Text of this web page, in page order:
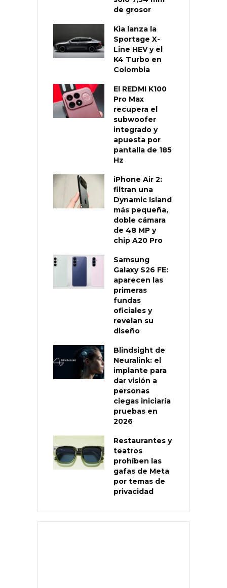
de grosor
Kia lanza la
Sportage X-
Line HEV y el
K4 Turbo en
Colombia
El REDMI K100
Pro Max
recupera el
subwoofer
integrado y
apuesta por
pantalla de 185
Hz
iPhone Air 2:
filtran una
Dynamic Island
más pequeña,
doble cámara
de 48 MP y
chip A20 Pro
Samsung
Galaxy S26 FE:
aparecen las
primeras
fundas
oficiales y
revelan su
diseño
Blindsight de
Neuralink: el
implante para
dar visión a
personas
ciegas iniciaría
pruebas en
2026
Restaurantes y
teatros
prohíben las
gafas de Meta
por temas de
privacidad